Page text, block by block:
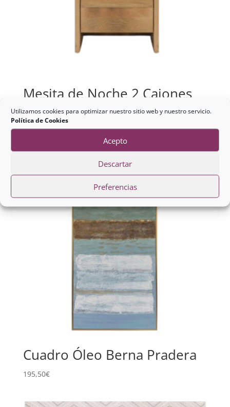
Utilizamos cookies para optimizar nuestro sitio web y nuestro servicio.
Política de Cookies
Acepto
Descartar
Preferencias
Mesita de Noche 2 Cajones
Madera Maciza
192,00 €
Cuadro Óleo Berna Pradera
195,50€